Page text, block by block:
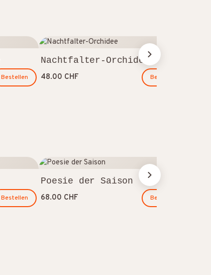
Bestellen
Nachtfalter-Orchidee
48.00 CHF Bestellen
Bestellen
Poesie der Saison
68.00 CHF Bestellen